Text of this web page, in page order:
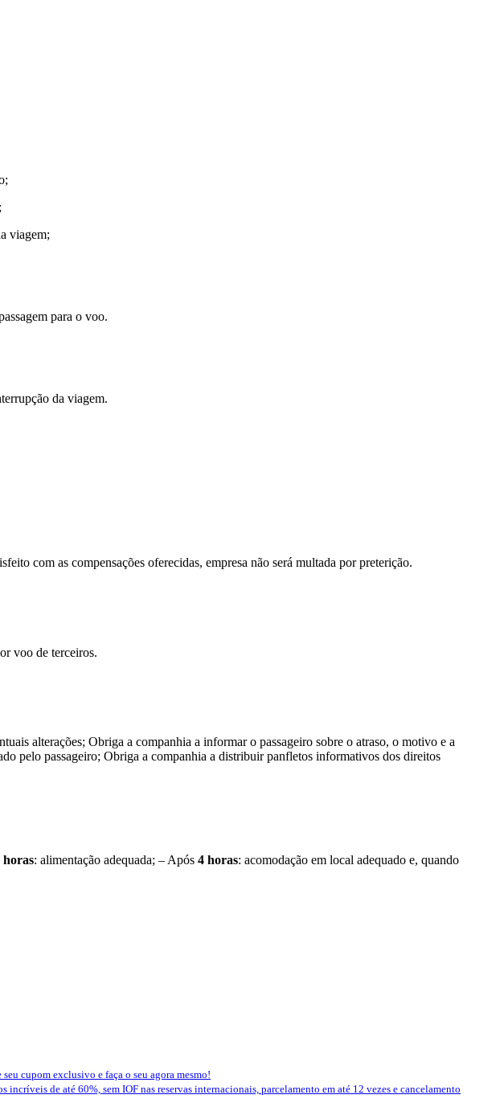
viagem;
para o voo.
da viagem.
com as compensações oferecidas, empresa não será multada por preterição.
voo de terceiros.
alterações; Obriga a companhia a informar o passageiro sobre o atraso, o motivo e a
pelo passageiro; Obriga a companhia a distribuir panfletos informativos dos direitos
horas: alimentação adequada; – Após 4 horas: acomodação em local adequado e, quando
cupom exclusivo e faça o seu agora mesmo!
de até 60%, sem IOF nas reservas internacionais, parcelamento em até 12 vezes e cancelamento